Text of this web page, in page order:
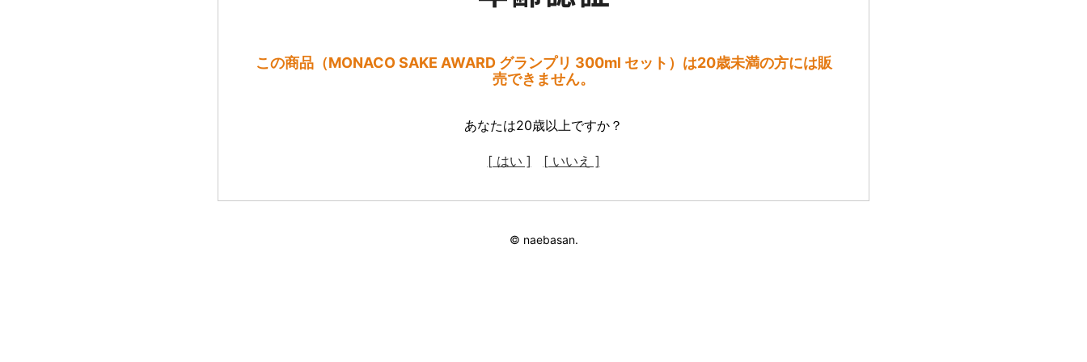
この商品（MONACO SAKE AWARD グランプリ 300ml セット）は20歳未満の方には販
売できません。
あなたは20歳以上ですか？
[ はい ] [ いいえ ]
© naebasan.